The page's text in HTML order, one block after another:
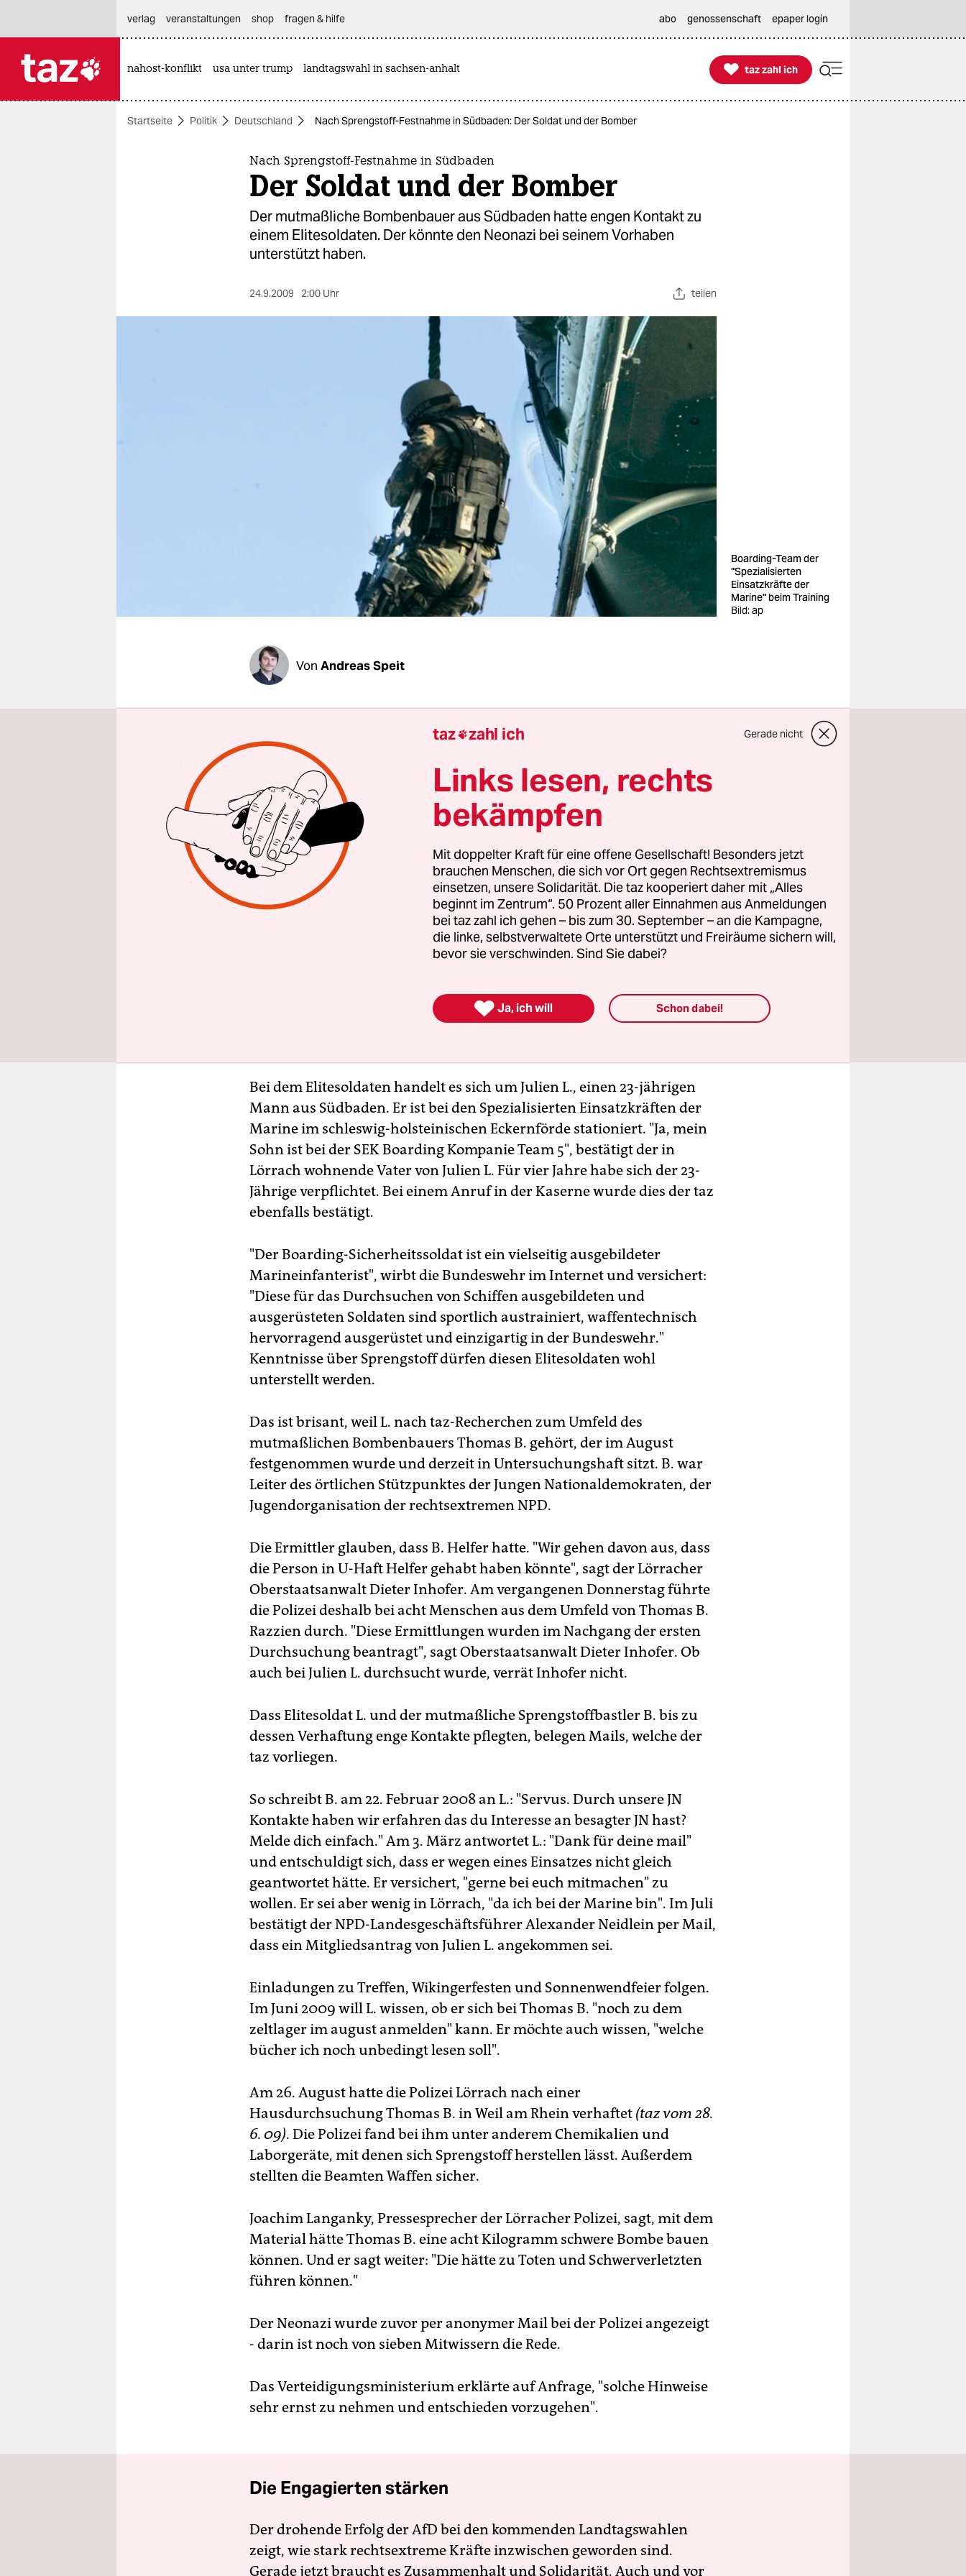
themen
genossenschaft
verlag
veranstaltungen shop fragen & hilfe abo genossenschaft epaper login
nahost-konflikt usa unter trump landtagswahl in sachsen-anhalt 
taz zahl ich
taz zahl ich
Startseite Politik Deutschland Nach Sprengstoff-Festnahme in Südbaden: Der Soldat und der Bomber
Nach Sprengstoff-Festnahme in Südbaden
Der Soldat und der Bomber
Der mutmaßliche Bombenbauer aus Südbaden hatte engen Kontakt zu
einem Elitesoldaten. Der könnte den Neonazi bei seinem Vorhaben
unterstützt haben.
24.9.2009 2:00 Uhr teilen
Boarding-Team der
"Spezialisierten
Einsatzkräfte der
Marine" beim Training
Bild: ap
Von Andreas Speit
Ein Elitesoldat der Deutschen Marine stammt aus dem Umfeld des
mutmaßlichen rechtsextremen Bombenbauers aus Südbaden. Das
ergaben Recherchen von tageszeitung und NDR.
Bei dem Elitesoldaten handelt es sich um Julien L., einen 23-jährigen
Mann aus Südbaden. Er ist bei den Spezialisierten Einsatzkräften der
Marine im schleswig-holsteinischen Eckernförde stationiert. "Ja, mein
Sohn ist bei der SEK Boarding Kompanie Team 5", bestätigt der in
Lörrach wohnende Vater von Julien L. Für vier Jahre habe sich der 23-
Jährige verpflichtet. Bei einem Anruf in der Kaserne wurde dies der taz
ebenfalls bestätigt.
"Der Boarding-Sicherheitssoldat ist ein vielseitig ausgebildeter
Marineinfanterist", wirbt die Bundeswehr im Internet und versichert:
"Diese für das Durchsuchen von Schiffen ausgebildeten und
ausgerüsteten Soldaten sind sportlich austrainiert, waffentechnisch
hervorragend ausgerüstet und einzigartig in der Bundeswehr."
Kenntnisse über Sprengstoff dürfen diesen Elitesoldaten wohl
unterstellt werden.
Das ist brisant, weil L. nach taz-Recherchen zum Umfeld des
mutmaßlichen Bombenbauers Thomas B. gehört, der im August
festgenommen wurde und derzeit in Untersuchungshaft sitzt. B. war
Leiter des örtlichen Stützpunktes der Jungen Nationaldemokraten, der
Jugendorganisation der rechtsextremen NPD.
Die Ermittler glauben, dass B. Helfer hatte. "Wir gehen davon aus, dass
die Person in U-Haft Helfer gehabt haben könnte", sagt der Lörracher
Oberstaatsanwalt Dieter Inhofer. Am vergangenen Donnerstag führte
die Polizei deshalb bei acht Menschen aus dem Umfeld von Thomas B.
Razzien durch. "Diese Ermittlungen wurden im Nachgang der ersten
Durchsuchung beantragt", sagt Oberstaatsanwalt Dieter Inhofer. Ob
auch bei Julien L. durchsucht wurde, verrät Inhofer nicht.
Dass Elitesoldat L. und der mutmaßliche Sprengstoffbastler B. bis zu
dessen Verhaftung enge Kontakte pflegten, belegen Mails, welche der
taz vorliegen.
So schreibt B. am 22. Februar 2008 an L.: "Servus. Durch unsere JN
Kontakte haben wir erfahren das du Interesse an besagter JN hast?
Melde dich einfach." Am 3. März antwortet L.: "Dank für deine mail"
und entschuldigt sich, dass er wegen eines Einsatzes nicht gleich
geantwortet hätte. Er versichert, "gerne bei euch mitmachen" zu
wollen. Er sei aber wenig in Lörrach, "da ich bei der Marine bin". Im Juli
bestätigt der NPD-Landesgeschäftsführer Alexander Neidlein per Mail,
dass ein Mitgliedsantrag von Julien L. angekommen sei.
Einladungen zu Treffen, Wikingerfesten und Sonnenwendfeier folgen.
Im Juni 2009 will L. wissen, ob er sich bei Thomas B. "noch zu dem
zeltlager im august anmelden" kann. Er möchte auch wissen, "welche
bücher ich noch unbedingt lesen soll".
Am 26. August hatte die Polizei Lörrach nach einer
Hausdurchsuchung Thomas B. in Weil am Rhein verhaftet (taz vom 28.
6. 09). Die Polizei fand bei ihm unter anderem Chemikalien und
Laborgeräte, mit denen sich Sprengstoff herstellen lässt. Außerdem
stellten die Beamten Waffen sicher.
Joachim Langanky, Pressesprecher der Lörracher Polizei, sagt, mit dem
Material hätte Thomas B. eine acht Kilogramm schwere Bombe bauen
können. Und er sagt weiter: "Die hätte zu Toten und Schwerverletzten
führen können."
Der Neonazi wurde zuvor per anonymer Mail bei der Polizei angezeigt
- darin ist noch von sieben Mitwissern die Rede.
Das Verteidigungsministerium erklärte auf Anfrage, "solche Hinweise
sehr ernst zu nehmen und entschieden vorzugehen".
Die Engagierten stärken
Der drohende Erfolg der AfD bei den kommenden Landtagswahlen
zeigt, wie stark rechtsextreme Kräfte inzwischen geworden sind.
Gerade jetzt braucht es Zusammenhalt und Solidarität. Auch und vor
taz zahl ich Gerade nicht
Links lesen, rechts
bekämpfen
Mit doppelter Kraft für eine offene Gesellschaft! Besonders jetzt
brauchen Menschen, die sich vor Ort gegen Rechtsextremismus
einsetzen, unsere Solidarität. Die taz kooperiert daher mit „Alles
beginnt im Zentrum“. 50 Prozent aller Einnahmen aus Anmeldungen
bei taz zahl ich gehen – bis zum 30. September – an die Kampagne,
die linke, selbstverwaltete Orte unterstützt und Freiräume sichern will,
bevor sie verschwinden. Sind Sie dabei?
 Ja, ich will Schon dabei!